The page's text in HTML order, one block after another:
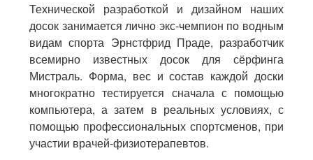
Технической разработкой и дизайном наших
досок занимается лично экс-чемпион по водным
видам спорта Эрнстфрид Праде, разработчик
всемирно известных досок для сёрфинга
Мистраль. Форма, вес и состав каждой доски
многократно тестируется сначала с помощью
компьютера, а затем в реальных условиях, с
помощью профессиональных спортсменов, при
участии врачей-физиотерапевтов.